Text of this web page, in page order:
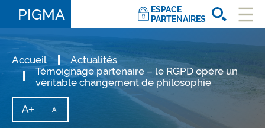
PIGMA
ESPACE
PARTENAIRES
Accueil
Actualités
Témoignage partenaire – le RGPD opère un
véritable changement de philosophie
A+ Augmenter
la
A-
taille